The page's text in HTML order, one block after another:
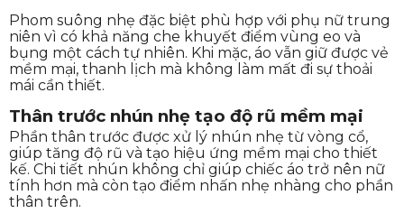
Phom suông nhẹ đặc biệt phù hợp với phụ nữ trung
niên vì có khả năng che khuyết điểm vùng eo và
bụng một cách tự nhiên. Khi mặc, áo vẫn giữ được vẻ
mềm mại, thanh lịch mà không làm mất đi sự thoải
mái cần thiết.
Thân trước nhún nhẹ tạo độ rũ mềm mại
Phần thân trước được xử lý nhún nhẹ từ vòng cổ,
giúp tăng độ rũ và tạo hiệu ứng mềm mại cho thiết
kế. Chi tiết nhún không chỉ giúp chiếc áo trở nên nữ
tính hơn mà còn tạo điểm nhấn nhẹ nhàng cho phần
thân trên.